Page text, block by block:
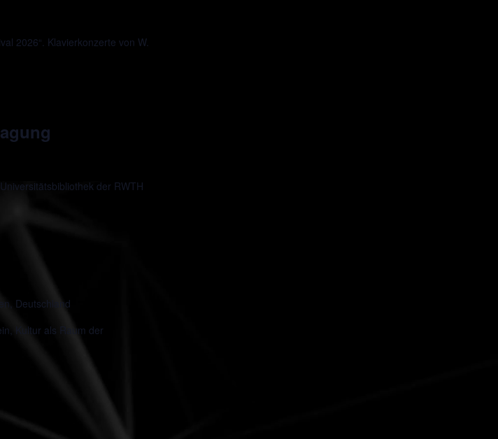
2026“. Klavierkonzerte von W.
der RWTH
Deutschland
Kultur als Raum der